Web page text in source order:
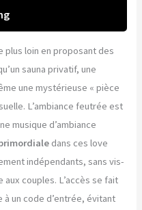
plus loin en proposant des
sauna privatif, une
une mystérieuse « pièce
L’ambiance feutrée est
musique d’ambiance
dans ces love
indépendants, sans vis-
couples. L’accès se fait
un code d’entrée, évitant